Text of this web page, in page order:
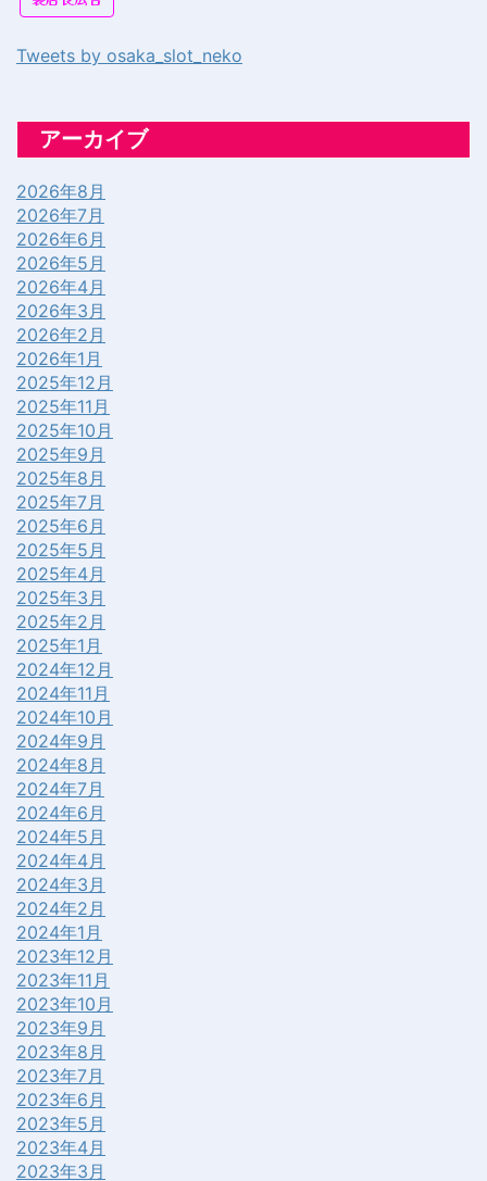
Tweets by osaka_slot_neko
アーカイブ
2026年8月
2026年7月
2026年6月
2026年5月
2026年4月
2026年3月
2026年2月
2026年1月
2025年12月
2025年11月
2025年10月
2025年9月
2025年8月
2025年7月
2025年6月
2025年5月
2025年4月
2025年3月
2025年2月
2025年1月
2024年12月
2024年11月
2024年10月
2024年9月
2024年8月
2024年7月
2024年6月
2024年5月
2024年4月
2024年3月
2024年2月
2024年1月
2023年12月
2023年11月
2023年10月
2023年9月
2023年8月
2023年7月
2023年6月
2023年5月
2023年4月
2023年3月